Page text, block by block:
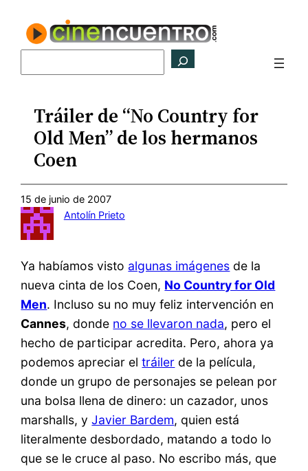
contenido
Tráiler de “No Country for
Old Men” de los hermanos
Coen
15 de junio de 2007
Antolín Prieto
Ya habíamos visto algunas imágenes de la
nueva cinta de los Coen, No Country for Old
Men. Incluso su no muy feliz intervención en
Cannes, donde no se llevaron nada, pero el
hecho de participar acredita. Pero, ahora ya
podemos apreciar eltráiler de la película,
donde un grupo de personajes se pelean por
una bolsa llena de dinero: un cazador, unos
marshalls, yJavier Bardem, quien está
literalmente desbordado, matando a todo lo
que se le cruce al paso. No escribo más, que